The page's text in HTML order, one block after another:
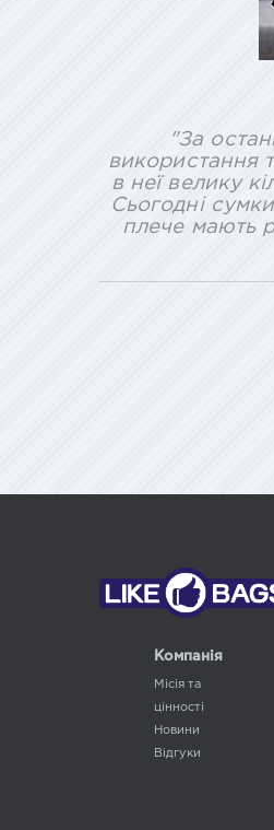
"За
використання
в неї велику
Сьогодні
плече мають
Компанія
Місія та
цінності
Новини
Відгуки